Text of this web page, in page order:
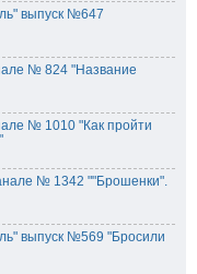
выпуск №647
№ 824 "Название
№ 1010 "Как пройти
№ 1342 ""Брошенки".
выпуск №569 "Бросили